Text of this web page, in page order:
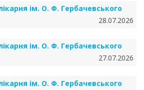
ім. О. Ф. Гербачевського
28.07.2026
ім. О. Ф. Гербачевського
27.07.2026
ім. О. Ф. Гербачевського